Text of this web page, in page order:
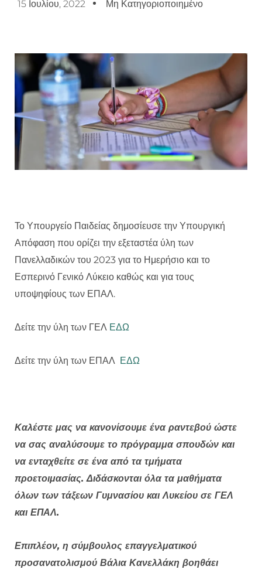
15 Ιουλίου, 2022 Μη Κατηγοριοποιημένο
Το Υπουργείο Παιδείας δημοσίευσε την Υπουργική
Απόφαση που ορίζει την εξεταστέα ύλη των
Πανελλαδικών του 2023 για το Ημερήσιο και το
Εσπερινό Γενικό Λύκειο καθώς και για τους
υποψηφίους των ΕΠΑΛ.
Δείτε την ύλη των ΓΕΛ ΕΔΩ
Δείτε την ύλη των ΕΠΑΛ ΕΔΩ
Καλέστε μας να κανονίσουμε ένα ραντεβού ώστε
να σας αναλύσουμε το πρόγραμμα σπουδών και
να ενταχθείτε σε ένα από τα τμήματα
προετοιμασίας. Διδάσκονται όλα τα μαθήματα
όλων των τάξεων Γυμνασίου και Λυκείου σε ΓΕΛ
και ΕΠΑΛ.
Επιπλέον, η σύμβουλος επαγγελματικού
προσανατολισμού Βάλια Κανελλάκη βοηθάει